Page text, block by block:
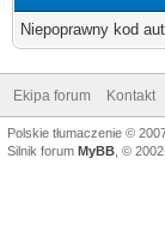
Niepoprawny kod
Ekipa forum Kontakt
Polskie tłumaczenie ©
Silnik forum MyBB , ©